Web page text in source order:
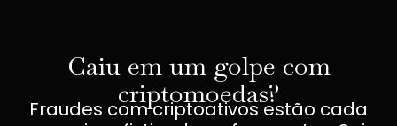
Caiu em um golpe com
criptomoedas?
Fraudes com criptoativos estão cada